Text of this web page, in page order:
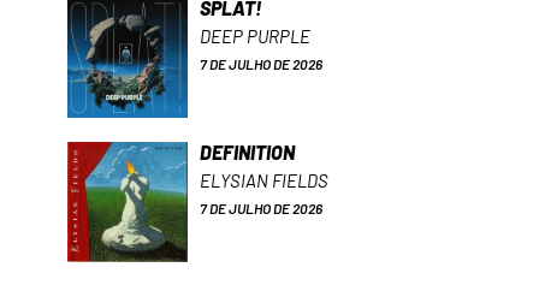
SPLAT!
DEEP PURPLE
7 DE JULHO DE 2026
DEFINITION
ELYSIAN FIELDS
7 DE JULHO DE 2026